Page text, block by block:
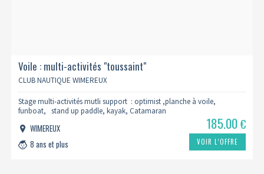
Voile : multi-activités "toussaint"
CLUB NAUTIQUE WIMEREUX
Stage multi-activités mutli support : optimist ,planche à voile,
funboat, stand up paddle, kayak, Catamaran
WIMEREUX
8 ans et plus
185.00€
VOIR L’OFFRE